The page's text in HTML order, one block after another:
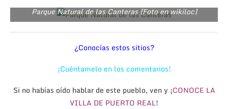
Parque Natural de las Canteras [Foto en wikiloc]
¿Conocías estos sitios?
¡Cuéntamelo en los comentarios!
Si no habías oído hablar de este pueblo, ven y ¡CONOCE LA
VILLA DE PUERTO REAL!